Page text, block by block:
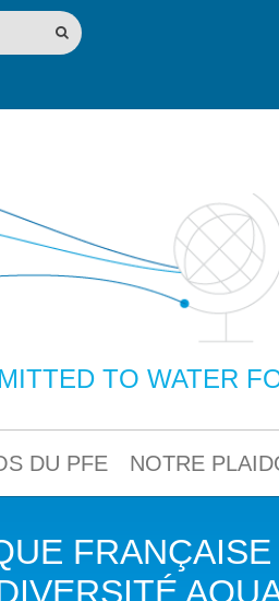
TO WATER
DU PFE NOTRE
EAU & CLIMAT